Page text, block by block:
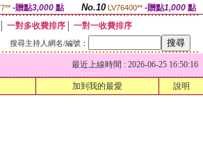
-贈點3,000點 No.10 LV76400** -贈點1,000 點
一對多收費排序
一對一收費排序
搜尋主持人網名/編號：
最近上線時間 : 2026-06-25 16:50:16
加到我的最愛 說明